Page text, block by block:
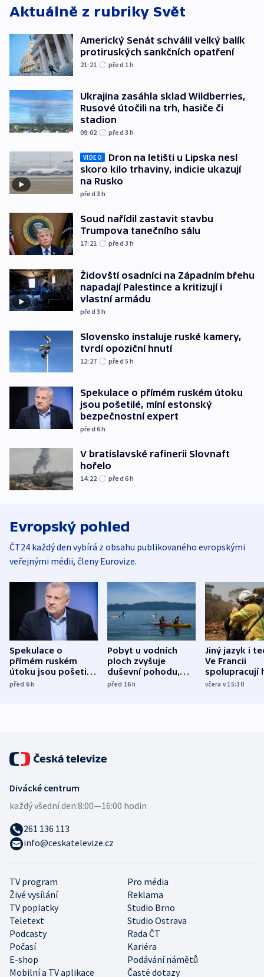
Aktuálně z rubriky Svět
Americký Senát schválil velký balík
protiruských sankčních opatření
21:21 před 1h
Ukrajina zasáhla sklad Wildberries,
Rusové útočili na trh, hasiče či
stadion
09:02 před 3h
VIDEO
Dron na letišti u Lipska nesl
skoro kilo trhaviny, indicie ukazují
na Rusko
před 3h
Soud nařídil zastavit stavbu
Trumpova tanečního sálu
17:21 před 3h
Židovští osadníci na Západním břehu
napadají Palestince a kritizují i
vlastní armádu
před 3h
Slovensko instaluje ruské kamery,
tvrdí opoziční hnutí
12:27 před 5h
Spekulace o přímém ruském útoku
jsou pošetilé, míní estonský
bezpečnostní expert
před 6h
V bratislavské rafinerii Slovnaft
hořelo
14:22 před 6h
Evropský pohled
ČT24 každý den vybírá z obsahu publikovaného evropskými
veřejnými médii, členy Eurovize.
Spekulace o
přímém ruském
útoku jsou pošetilé,
míní estonský
před 6h
Pobyt u vodních
ploch zvyšuje
duševní pohodu,
ukázala
před 16h
Jiný jazyk i
Ve Francii
spolupracují
různých zemí
včera v 15:30
TV program
Pro média
Živé vysílání
Reklama
TV poplatky
Studio Brno
Teletext
Studio Ostrava
Podcasty
Rada ČT
Počasí
Kariéra
E-shop
Podávání námětů
Mobilní a TV aplikace
Časté dotazy
Divácké centrum
každý všední den:8:00—16:00 hodin
261 136 113
info@ceskatelevize.cz